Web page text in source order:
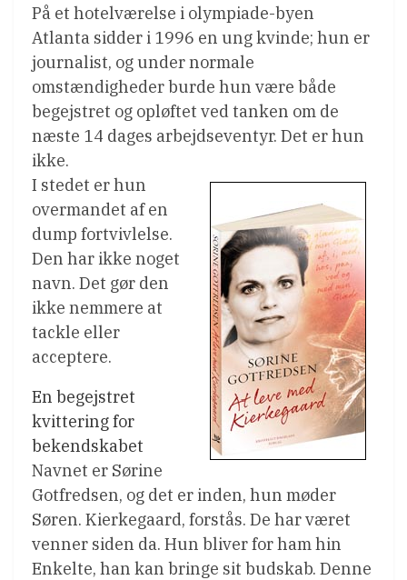
På et hotelværelse i olympiade-byen
Atlanta sidder i 1996 en ung kvinde; hun er
journalist, og under normale
omstændigheder burde hun være både
begejstret og opløftet ved tanken om de
næste 14 dages arbejdseventyr. Det er hun
ikke.
I stedet er hun
overmandet af en
dump fortvivlelse.
Den har ikke noget
navn. Det gør den
ikke nemmere at
tackle eller
acceptere.
En begejstret
kvittering for
bekendskabet
Navnet er Sørine
Gotfredsen, og det er inden, hun møder
Søren. Kierkegaard, forstås. De har været
venner siden da. Hun bliver for ham hin
Enkelte, han kan bringe sit budskab. Denne